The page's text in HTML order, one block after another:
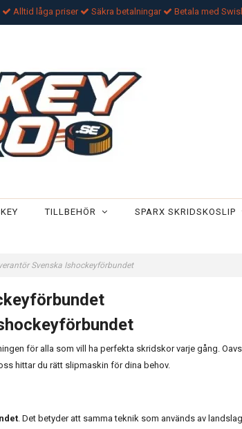
Alltid låga priser Säkra betalningar Betala med
TILLBEHÖR SPARX SKRIDSKOSLIP
Svenska Ishockeyförbundet
för alla som vill ha perfekta skridskor varje gång.
hittar du rätt slipmaskin för dina behov.
. Det betyder att samma teknik som används av